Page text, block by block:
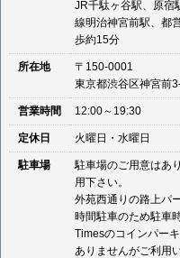
JR千駄ヶ谷駅、原宿
線明治神宮前駅、都
歩約15分
所在地
〒150-0001
東京都渋谷区神宮前
営業時間 12:00～19:30
定休日 火曜日・水曜日
駐車場
駐車場のご用意はあ
用下さい。
外苑西通りの路上パ
時間駐車のため駐車
Timesのコインパー
ありませんがご利用